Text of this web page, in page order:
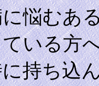
悩むあ
いる方
持ち込